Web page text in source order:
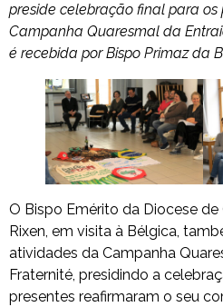
preside celebração final para os
Campanha Quaresmal da
é recebida por Bispo Primaz da
O Bispo Emérito da Diocese de
Rixen, em visita à Bélgica,
atividades da Campanha
Fraternité, presidindo a
presentes reafirmaram o seu